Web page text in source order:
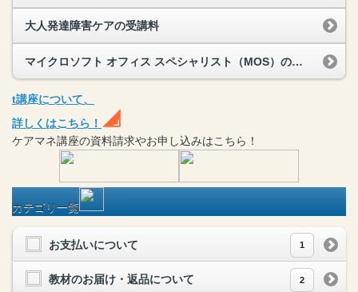
大人発達障害ケアの受講料
マイクロソフト オフィス スペシャリスト（MOS）の試験内容
t講座について、
詳しくはこちら！
ケアマネ講座の資料請求やお申し込みはこちら！
カテゴリ一覧
お支払いについて 1
教材のお届け・返品について 2